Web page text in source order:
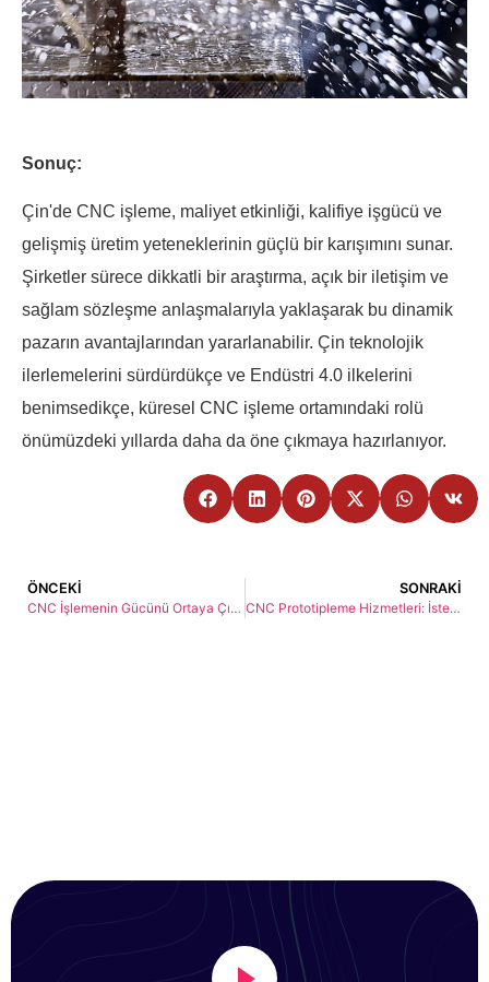
Sonuç:
Çin'de CNC işleme, maliyet etkinliği, kalifiye işgücü ve
gelişmiş üretim yeteneklerinin güçlü bir karışımını sunar.
Şirketler sürece dikkatli bir araştırma, açık bir iletişim ve
sağlam sözleşme anlaşmalarıyla yaklaşarak bu dinamik
pazarın avantajlarından yararlanabilir. Çin teknolojik
ilerlemelerini sürdürdükçe ve Endüstri 4.0 ilkelerini
benimsedikçe, küresel CNC işleme ortamındaki rolü
önümüzdeki yıllarda daha da öne çıkmaya hazırlanıyor.
ÖNCEKI
CNC İşlemenin Gücünü Ortaya Çıkarın: GCH Süreci ile Hassas Üretim
SONRAKI
CNC Prototipleme Hizmetleri: İsteğe Bağlı Çözümler için Premier Ortağınız